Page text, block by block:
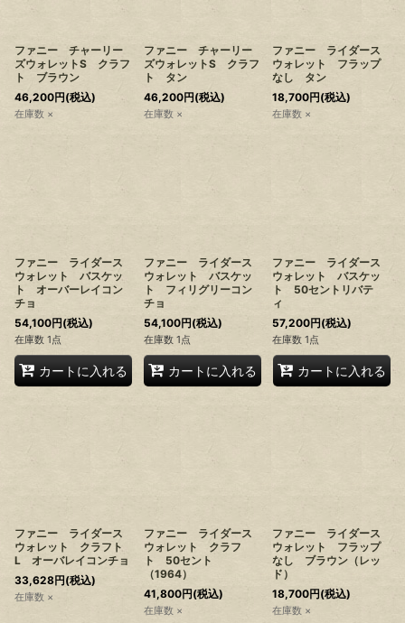
ファニー チャーリー
ズウォレットS クラフ
ト ブラウン
46,200円(税込)
在庫数 ×
ファニー チャーリー
ズウォレットS クラフ
ト タン
46,200円(税込)
在庫数 ×
ファニー ライダース
ウォレット フラップ
なし タン
18,700円(税込)
在庫数 ×
ファニー ライダース
ウォレット バスケッ
ト オーバーレイコン
チョ
54,100円(税込)
在庫数 1点
カートに入れる
ファニー ライダース
ウォレット バスケッ
ト フィリグリーコン
チョ
54,100円(税込)
在庫数 1点
カートに入れる
ファニー ライダース
ウォレット バスケッ
ト 50セントリバテ
ィ
57,200円(税込)
在庫数 1点
カートに入れる
ファニー ライダース
ウォレット クラフト
L オーバレイコンチョ
33,628円(税込)
在庫数 ×
ファニー ライダース
ウォレット クラフ
ト 50セント
（1964）
41,800円(税込)
在庫数 ×
ファニー ライダース
ウォレット フラップ
なし ブラウン（レッ
ド）
18,700円(税込)
在庫数 ×